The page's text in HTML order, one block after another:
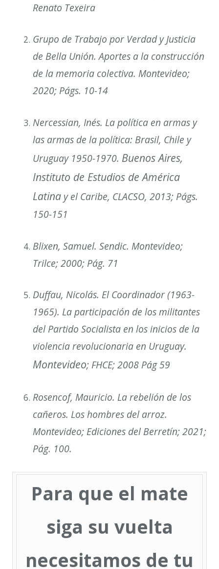
Renato Texeira
Grupo de Trabajo por Verdad y Justicia
de Bella Unión.Aportes a la construcción
de la memoria colectiva. Montevideo;
2020; Págs. 10-14
Nercessian, Inés. La política en armas y
las armas de la política: Brasil, Chile y
Uruguay 1950-1970. Buenos Aires,
Instituto de Estudios de América
Latina y el Caribe, CLACSO, 2013; Págs.
150-151
Blixen, Samuel. Sendic. Montevideo;
Trilce; 2000; Pág. 71
Duffau, Nicolás. El Coordinador (1963-
1965). La participación de los militantes
del Partido Socialista en los inicios de la
violencia revolucionaria en Uruguay.
Montevideo; FHCE;2008 Pág 59
Rosencof, Mauricio. La rebelión de los
cañeros. Los hombres del arroz.
Montevideo; Ediciones del Berretín; 2021;
Pág. 100.
Para que el mate
siga su vuelta
necesitamos de tu